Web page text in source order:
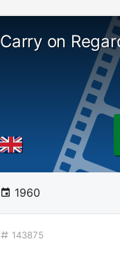
Carry on
1960
143875